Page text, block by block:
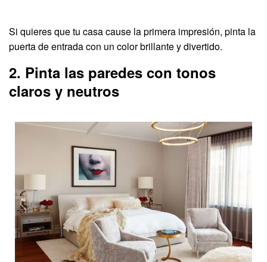
Si quieres que tu casa cause la primera impresión, pinta la
puerta de entrada con un color brillante y divertido.
2. Pinta las paredes con tonos
claros y neutros